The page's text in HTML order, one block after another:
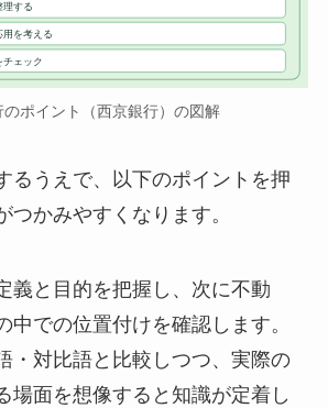
理する
用を考える
チェック
のポイント（西京銀行）の図解
るうえで、以下のポイントを押
つかみやすくなります。
義と目的を把握し、次に不動
中での位置付けを確認します。
・対比語と比較しつつ、実際の
場面を想像すると知識が定着し